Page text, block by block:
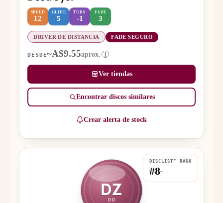
SPEED
12
GLIDE
5
TURN
-1
FADE
3
DRIVER DE DISTANCIA FADE SEGURO
DESDE~A$9.55aprox. i
Ver tiendas
Encontrar discos similares
Crear alerta de stock
DZ
DD
DISCLIST™ RANK
#8-